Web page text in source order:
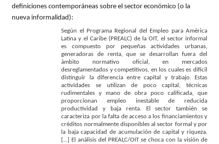
definiciones contemporáneas sobre el sector económico (o la
nueva informalidad):
Según el Programa Regional del Empleo para América
Latina y el Caribe (PREALC) de la OIT, el sector informal
es compuesto por pequeñas actividades urbanas,
generadoras de renta, que se desarrollan fuera del
ámbito normativo oficial, en mercados
desreglamentados y competitivos, en los cuales es difícil
distinguir la diferencia entre capital y trabajo. Estas
actividades se utilizan de poco capital, técnicas
rudimentales y mano de obra poco calificada, que
proporcionan empleo inestable de reducida
productividad y baja renta. El sector también se
caracteriza por la falta de acceso a los financiamientos y
créditos normalmente disponibles al sector formal y por
la baja capacidad de acumulación de capital y riqueza.
[...] El análisis del PREALC/OIT se choca con la visión de